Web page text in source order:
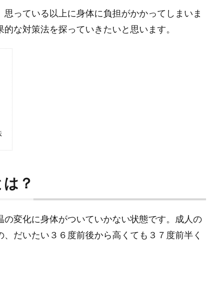
っている以上に身体に負担がかかってしまいま
な対策法を探っていきたいと思います。
は？
の変化に身体がついていかない状態です。成人の
だいたい３６度前後から高くても３７度前半く